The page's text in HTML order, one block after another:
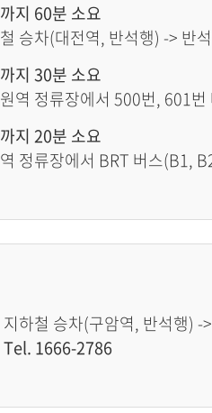
지 60분 소요
승차(대전역, 반석행) -> 반
지 30분 소요
역 정류장에서 500번, 601번
지 20분 소요
정류장에서 BRT 버스(B1,
지하철 승차(구암역, 반석행)
Tel. 1666-2786